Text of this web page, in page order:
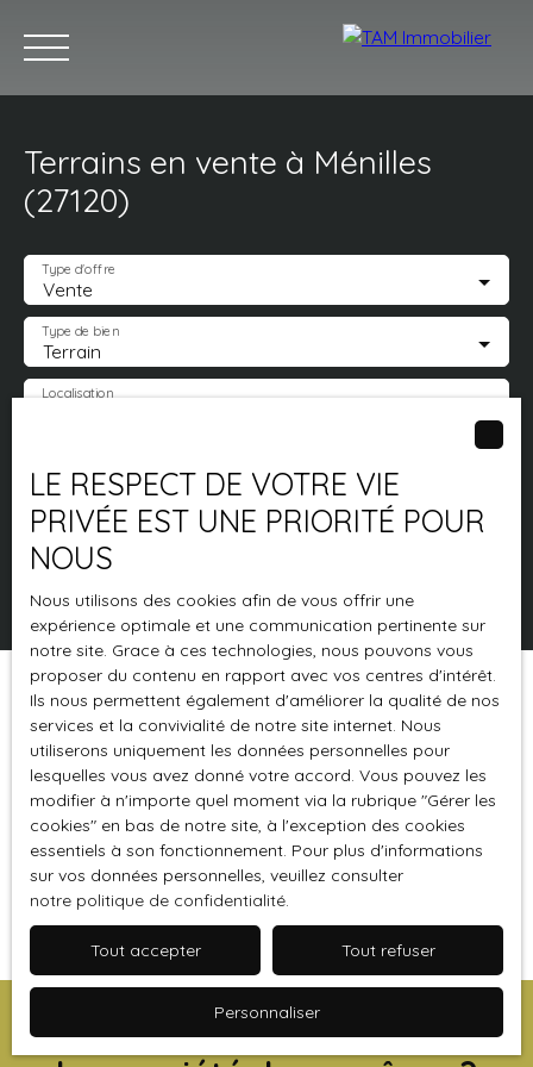
Acheter Louer Vendre Estimez votre bien
Estimation
Terrains en vente à Ménilles
(27120)
Vente
Type d'offre
Terrain
Type de bien
Localisation
Surface min (m²)
Rechercher
Pertinence
Trier par Créer une alerte
Aucun résultat
Vous ne trouvez pas
LE RESPECT DE VOTRE VIE
PRIVÉE EST UNE PRIORITÉ POUR
NOUS
Nous utilisons des cookies afin de vous offrir une
expérience optimale et une communication pertinente sur
notre site. Grace à ces technologies, nous pouvons vous
proposer du contenu en rapport avec vos centres d'intérêt.
Ils nous permettent également d'améliorer la qualité de nos
services et la convivialité de notre site internet. Nous
utiliserons uniquement les données personnelles pour
lesquelles vous avez donné votre accord. Vous pouvez les
modifier à n'importe quel moment via la rubrique ″Gérer les
cookies″ en bas de notre site, à l'exception des cookies
essentiels à son fonctionnement. Pour plus d'informations
sur vos données personnelles, veuillez consulter
notre politique de confidentialité.
Tout accepter Tout refuser
Personnaliser